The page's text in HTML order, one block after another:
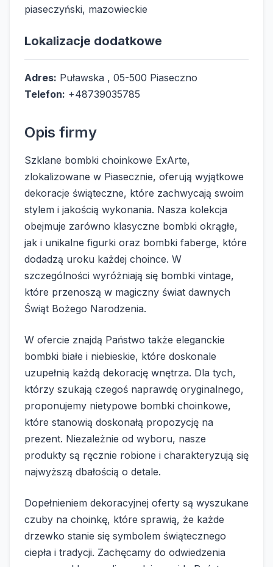
piaseczyński, mazowieckie
Lokalizacje dodatkowe
Adres: Puławska , 05-500 Piaseczno
Telefon: +48739035785
Opis firmy
Szklane bombki choinkowe ExArte,
zlokalizowane w Piasecznie, oferują wyjątkowe
dekoracje świąteczne, które zachwycają swoim
stylem i jakością wykonania. Nasza kolekcja
obejmuje zarówno klasyczne bombki okrągłe,
jak i unikalne figurki oraz bombki faberge, które
dodadzą uroku każdej choince. W
szczególności wyróżniają się bombki vintage,
które przenoszą w magiczny świat dawnych
Świąt Bożego Narodzenia.
W ofercie znajdą Państwo także eleganckie
bombki białe i niebieskie, które doskonale
uzupełnią każdą dekorację wnętrza. Dla tych,
którzy szukają czegoś naprawdę oryginalnego,
proponujemy nietypowe bombki choinkowe,
które stanowią doskonałą propozycję na
prezent. Niezależnie od wyboru, nasze
produkty są ręcznie robione i charakteryzują się
najwyższą dbałością o detale.
Dopełnieniem dekoracyjnej oferty są wyszukane
czuby na choinkę, które sprawią, że każde
drzewko stanie się symbolem świątecznego
ciepła i tradycji. Zachęcamy do odwiedzenia